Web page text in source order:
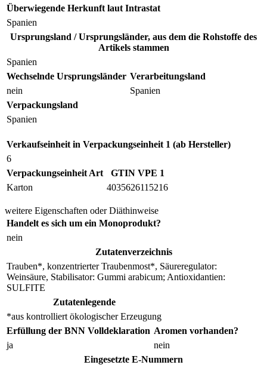
Überwiegende Herkunft laut Intrastat
Spanien
Ursprungsland / Ursprungsländer, aus dem die Rohstoffe des
Artikels stammen
Spanien
Wechselnde Ursprungsländer
nein
Verarbeitungsland
Spanien
Verpackungsland
Spanien
Verkaufseinheit in Verpackungseinheit 1 (ab Hersteller)
6
Verpackungseinheit Art
Karton
GTIN VPE 1
4035626115216
weitere Eigenschaften oder Diäthinweise
Handelt es sich um ein Monoprodukt?
nein
Zutatenverzeichnis
Trauben*, konzentrierter Traubenmost*, Säureregulator:
Weinsäure, Stabilisator: Gummi arabicum; Antioxidantien:
SULFITE
Zutatenlegende
*aus kontrolliert ökologischer Erzeugung
Erfüllung der BNN Volldeklaration
ja
Aromen vorhanden?
nein
Eingesetzte E-Nummern